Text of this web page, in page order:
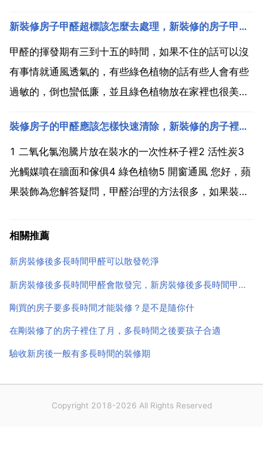
的特別快，所以最好是在春天裝修完利用夏季通風來清
除甲醛。同時還要在屋裡面多擺放一些綠色的植物...
新裝修房子甲醛超標該怎麼去處理，新裝修的房子甲醛超標怎麼辦
甲醛的揮發期有三到十五的時間，如果不住的話可以沒
有事情就通風透氣的，有些綠色植物的話有些人會有些
過敏的，倒也蠻低廉，並且綠色植物放在家裡也很美
可以見效果，如果汙染嚴重的話個把月也可以見到效
果。專業的檢測治理單位，他們用專業的藥物做治理，
效果很明顯，一...
裝修房子的甲醛應該怎樣快速清除，新裝修的房子裡面難免有甲醛，該如何快速清除甲醛？
1 二氧化氯泡騰片放在裝水的一次性杯子裡2 活性炭3
光觸媒噴在牆面和傢俱4 綠色植物5 開窗通風 您好，蘋
果裝飾為您解答疑問，甲醛治理的方法很多，如果裝修
植物或者活性炭之類的，可以起到很好的治理效果！活
相關推薦
新房裝修後多長時間甲醛可以散發乾淨
新房裝修後多長時間甲醛會散發完，新房裝修後多長時間甲醛可以散發乾淨？
剛買的房子要多長時間才能裝修？是不是隨你什
在剛裝修了的房子裡住了月，多長時間之後要孩子合適
驗收新房後一般有多長時間的裝修期
Copyright 2018-2026 All Rights Reserved